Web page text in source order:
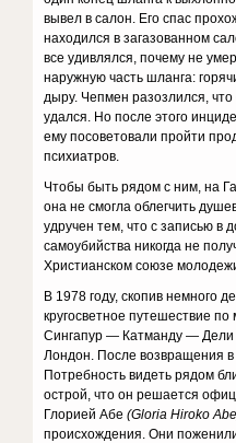
вывел в салон. Его спас
находился в загазованном
все удивлялся, почему не
наружную часть шланга:
дыру. Чепмен разозлился,
удался. Но после этого
ему посоветовали пройти
психиатров.
Чтобы быть рядом с ним, на
она не смогла облегчить
удручен тем, что с записью в
самоубийства никогда не
Христианском союзе
В 1978 году, скопив немного
кругосветное путешествие
Сингапур — Катманду —
Лондон. После возвращения в
Потребность видеть рядом
острой, что он решается
Глорией Абе(Gloria Hiroko
происхождения. Они